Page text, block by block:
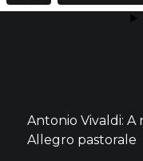
Antonio Vivaldi: A
Allegro pastorale